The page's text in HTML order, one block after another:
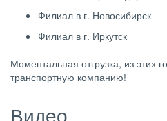
Филиал в г. Новосибирск
Филиал в г. Иркутск
Моментальная отгрузка, из этих
транспортную компанию!
Видео